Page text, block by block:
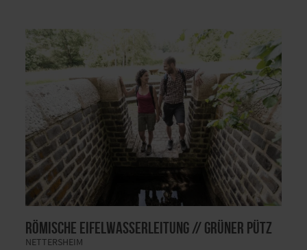
Römische Eifelwasserleitung // Grüner Pütz
NETTERSHEIM